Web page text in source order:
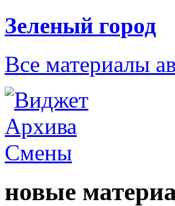
Зеленый город
Все материалы
новые